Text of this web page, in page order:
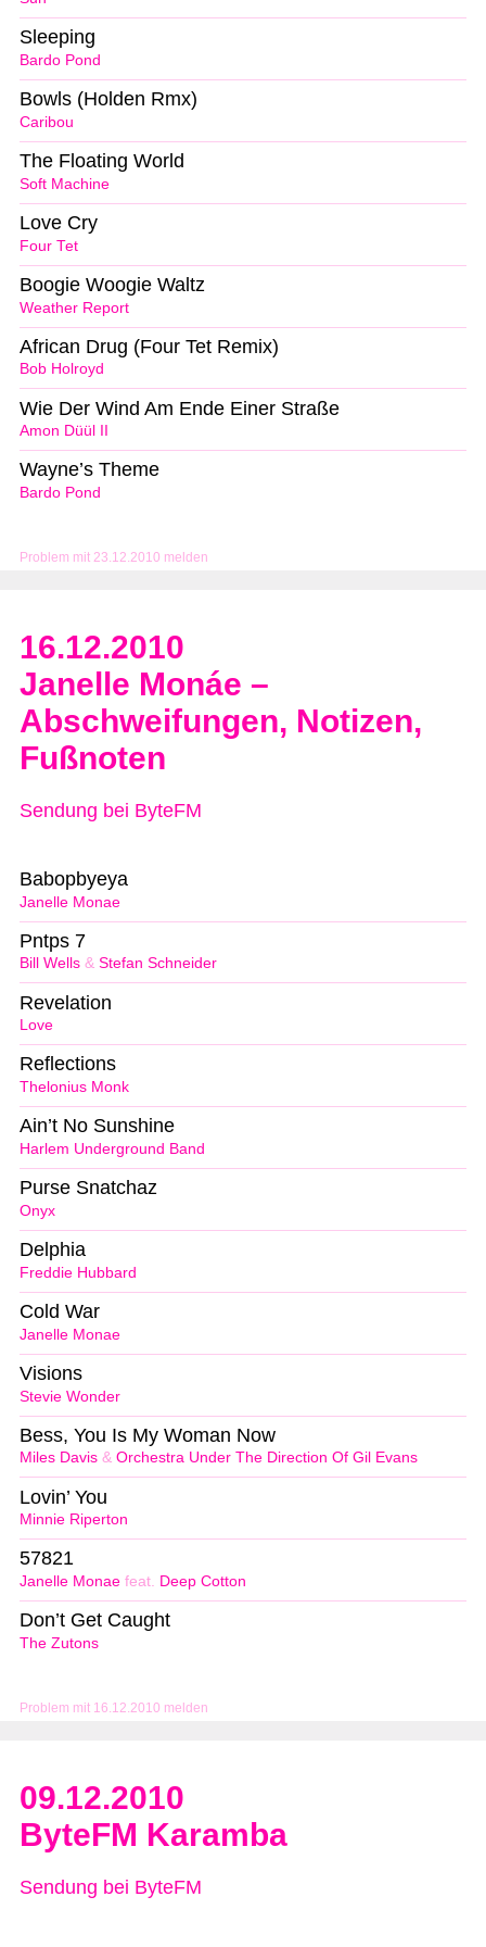
Problem mit 23.12.2010 melden
Bardo Pond
Sleeping
Caribou
Bowls (Holden Rmx)
Soft Machine
The Floating World
Four Tet
Love Cry
Weather Report
Boogie Woogie Waltz
Bob Holroyd
African Drug (Four Tet Remix)
Amon Düül II
Wie Der Wind Am Ende Einer Straße
Bardo Pond
Wayne’s Theme
16.12.2010
Janelle Monáe –
Abschweifungen, Notizen,
Fußnoten
Sendung bei ByteFM
Problem mit 16.12.2010 melden
Janelle Monae
Babopbyeya
Bill Wells & Stefan Schneider
Pntps 7
Love
Revelation
Thelonius Monk
Reflections
Harlem Underground Band
Ain’t No Sunshine
Onyx
Purse Snatchaz
Freddie Hubbard
Delphia
Janelle Monae
Cold War
Stevie Wonder
Visions
Miles Davis & Orchestra Under The Direction Of Gil Evans
Bess, You Is My Woman Now
Minnie Riperton
Lovin’ You
Janelle Monae feat. Deep Cotton
57821
The Zutons
Don’t Get Caught
09.12.2010
ByteFM Karamba
Sendung bei ByteFM